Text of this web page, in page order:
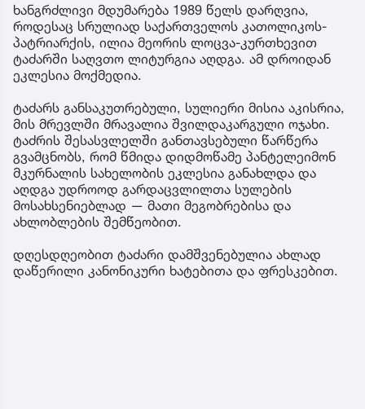
ხანგრძლივი მდუმარება 1989 წელს დარღვია,
როდესაც სრულიად საქართველოს კათოლიკოს-
პატრიარქის, ილია მეორის ლოცვა-კურთხევით
ტაძარში საღვთო ლიტურგია აღდგა. ამ დროიდან
ეკლესია მოქმედია.
ტაძარს განსაკუთრებული, სულიერი მისია აკისრია,
მის მრევლში მრავალია შვილდაკარგული ოჯახი.
ტაძრის შესასვლელში განთავსებული წარწერა
გვამცნობს, რომ წმიდა დიდმოწამე პანტელეიმონ
მკურნალის სახელობის ეკლესია განახლდა და
აღდგა უდროოდ გარდაცვლილთა სულების
მოსახსენიებლად — მათი მეგობრებისა და
ახლობლების შემწეობით.
დღესდღეობით ტაძარი დამშვენებულია ახლად
დაწერილი კანონიკური ხატებითა და ფრესკებით.